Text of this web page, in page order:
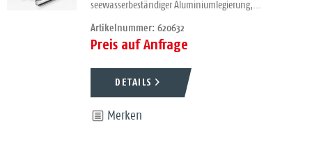
seewasserbeständiger Aluminiumlegierung,...
Artikelnummer: 620632
Preis auf Anfrage
DETAILS
Merken